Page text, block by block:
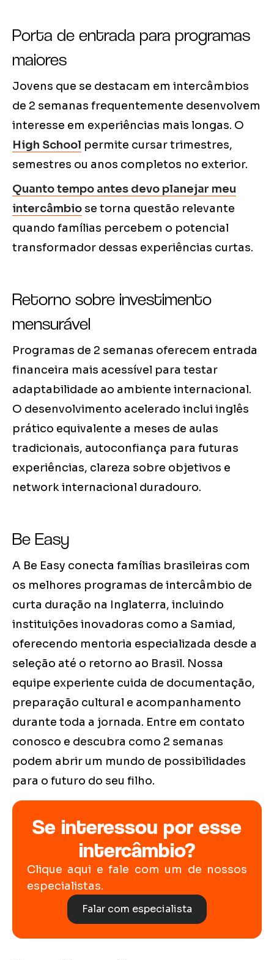
Porta de entrada para programas
maiores
Jovens que se destacam em intercâmbios
de 2 semanas frequentemente desenvolvem
interesse em experiências mais longas. O
High School permite cursar trimestres,
semestres ou anos completos no exterior.
Quanto tempo antes devo planejar meu
intercâmbio se torna questão relevante
quando famílias percebem o potencial
transformador dessas experiências curtas.
Retorno sobre investimento
mensurável
Programas de 2 semanas oferecem entrada
financeira mais acessível para testar
adaptabilidade ao ambiente internacional.
O desenvolvimento acelerado inclui inglês
prático equivalente a meses de aulas
tradicionais, autoconfiança para futuras
experiências, clareza sobre objetivos e
network internacional duradouro.
Be Easy
A Be Easy conecta famílias brasileiras com
os melhores programas de intercâmbio de
curta duração na Inglaterra, incluindo
instituições inovadoras como a Samiad,
oferecendo mentoria especializada desde a
seleção até o retorno ao Brasil. Nossa
equipe experiente cuida de documentação,
preparação cultural e acompanhamento
durante toda a jornada. Entre em contato
conosco e descubra como 2 semanas
podem abrir um mundo de possibilidades
para o futuro do seu filho.
Se interessou por esse
intercâmbio?
Clique aqui e fale com um de nossos
especialistas.
Falar com especialista